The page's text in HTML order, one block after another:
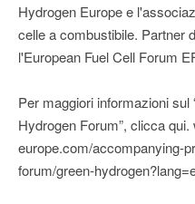
Hydrogen Europe e
celle a combustibile. Partner
l'European Fuel Cell Forum
Per maggiori informazioni
Hydrogen Forum”, clicca
europe.com/accompanying-
forum/green-